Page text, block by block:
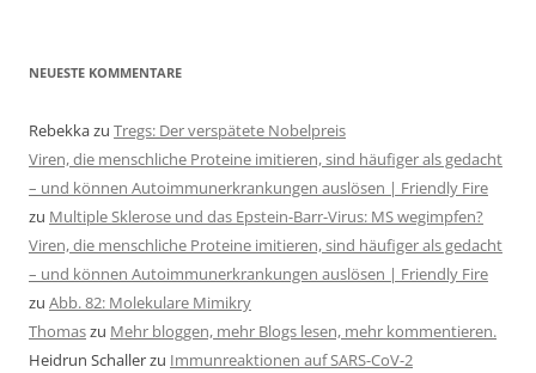
NEUESTE KOMMENTARE
Rebekkazu Tregs: Der verspätete Nobelpreis
Viren, die menschliche Proteine imitieren, sind häufiger als gedacht
– und können Autoimmunerkrankungen auslösen | Friendly Fire
zu Multiple Sklerose und das Epstein-Barr-Virus: MS wegimpfen?
Viren, die menschliche Proteine imitieren, sind häufiger als gedacht
– und können Autoimmunerkrankungen auslösen | Friendly Fire
zu Abb. 82: Molekulare Mimikry
Thomaszu Mehr bloggen, mehr Blogs lesen, mehr kommentieren.
Heidrun Schallerzu Immunreaktionen auf SARS-CoV-2